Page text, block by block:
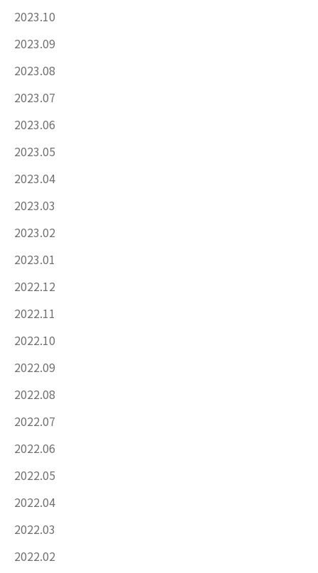
2023.10
2023.09
2023.08
2023.07
2023.06
2023.05
2023.04
2023.03
2023.02
2023.01
2022.12
2022.11
2022.10
2022.09
2022.08
2022.07
2022.06
2022.05
2022.04
2022.03
2022.02